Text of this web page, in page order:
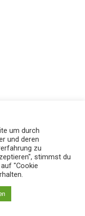
um durch
und deren
zu
stimmst du
"Cookie